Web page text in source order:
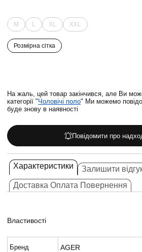
M L XL XXL
Розмірна сітка
На жаль, цей товар закінчився, але Ви
категорії "Чоловічі поло" Ми можемо
буде знову в наявності
Повідомити про
Характеристики Залишити
Доставка Оплата Повернення
Властивості
Бренд AGER